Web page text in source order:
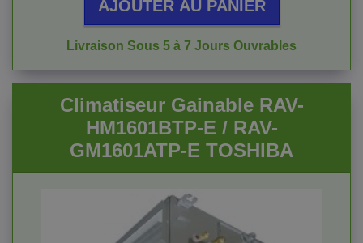
AJOUTER AU PANIER
Livraison Sous 5 à 7 Jours Ouvrables
Climatiseur Gainable RAV-
HM1601BTP-E / RAV-
GM1601ATP-E TOSHIBA